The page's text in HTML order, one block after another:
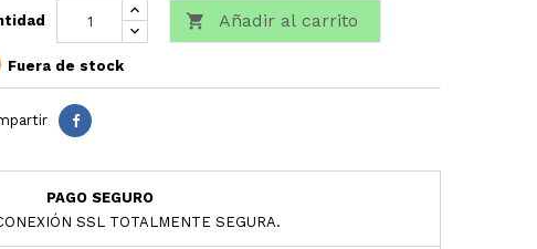
 Añadir al carrito
Fuera de stock
PAGO SEGURO
SSL TOTALMENTE SEGURA.